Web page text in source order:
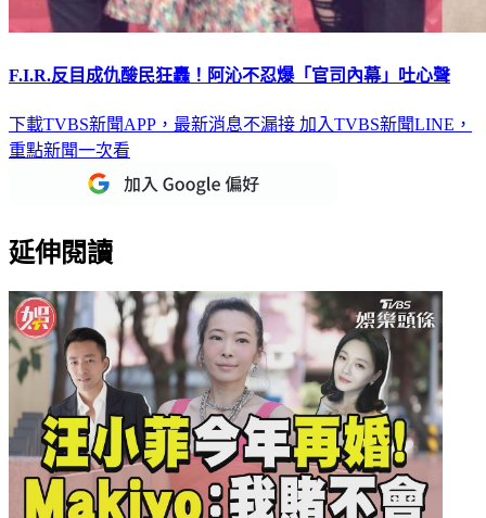
F.I.R.反目成仇酸民狂轟！阿沁不忍爆「官司內幕」吐心聲
下載TVBS新聞APP，最新消息不漏接 加入TVBS新聞LINE，
重點新聞一次看
延伸閱讀